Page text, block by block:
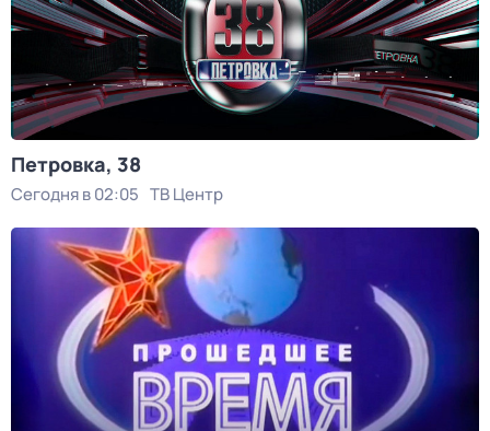
Петровка, 38
Сегодня в 02:05 ТВ Центр